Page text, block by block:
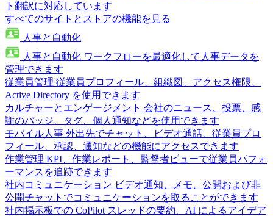
ト翻訳に対応しています
すべてのサイトとストアの機能を見る
人事と自動化
人事と自動化 ワークフローを最適化して人事データを
管理できます
従業員管理 従業員プロフィール、組織図、アクセス権限、
Active Directory を使用できます
カルチャーとエンゲージメント 会社のニュース、投票、感
謝のバッジ、タグ、個人通知などを使用できます
モバイル人事 外出先でチャット、ビデオ通話、従業員プロ
フィール、承認、通知などの機能にアクセスできます
作業管理 KPI、作業レポート、監督者ビューで従業員パフォ
ーマンスを追跡できます
社内コミュニケーション ビデオ通知、メモ、公開および非
公開チャットでコミュニケーションを取ることができます
社内掲示板での CoPilot スレッドの要約、AI によるアイデア